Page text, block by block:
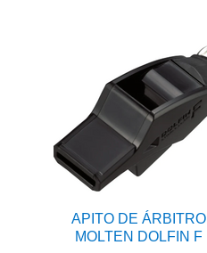
APITO DE ÁRBITRO
MOLTEN DOLFIN F